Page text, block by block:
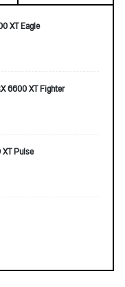
XT Eagle
6600 XT Fighter
Pulse